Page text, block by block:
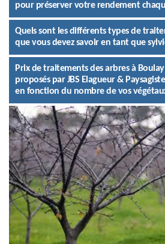
pour préserver votre rendement
Quels sont les différents types de
que vous devez savoir en tant que
Prix de traitements des arbres à Boulay
proposés par JBS Elagueur &
en fonction du nombre de vos